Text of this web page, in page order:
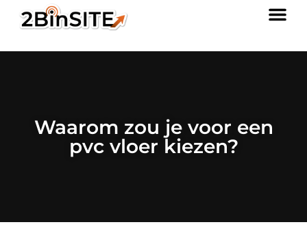
Waarom zou je voor een
pvc vloer kiezen?